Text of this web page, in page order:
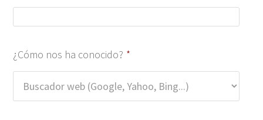
¿Cómo nos ha conocido? *